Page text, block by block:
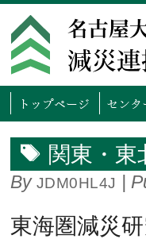
関東・
By JDM0HL4J |
東海圏減災